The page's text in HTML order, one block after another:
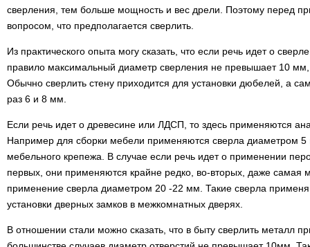
сверления, тем больше мощность и вес дрели. Поэтому перед
вопросом, что предполагается сверлить.
Из практического опыта могу сказать, что если речь идет о
правило максимальный диаметр сверления не превышает 10
Обычно сверлить стену приходится для установки дюбелей, а
раз 6 и 8 мм.
Если речь идет о древесине или ЛДСП, то здесь применяются
Например для сборки мебели применяются сверла диаметром
мебельного крепежа. В случае если речь идет о применении
первых, они применяются крайне редко, во-вторых, даже самая
применение сверла диаметром 20 -22 мм. Такие сверла
установки дверных замков в межкомнатных дверях.
В отношении стали можно сказать, что в быту сверлить металл